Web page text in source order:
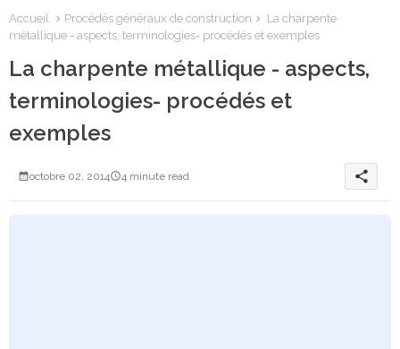
Accueil Procédés généraux de construction
La charpente
métallique - aspects, terminologies- procédés et exemples
La charpente métallique - aspects,
terminologies- procédés et
exemples
octobre 02, 2014 4 minute read share